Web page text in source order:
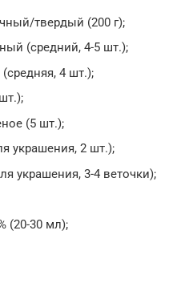
твердый (200 г);
(средний, 4-5 шт.);
4 шт.);
(5 шт.);
украшения, 2 шт.);
украшения, 3-4 веточки);
(20-30 мл);